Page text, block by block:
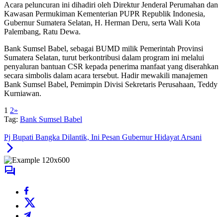
Acara peluncuran ini dihadiri oleh Direktur Jenderal Perumahan dan
Kawasan Permukiman Kementerian PUPR Republik Indonesia,
Gubernur Sumatera Selatan, H. Herman Deru, serta Wali Kota
Palembang, Ratu Dewa.
Bank Sumsel Babel, sebagai BUMD milik Pemerintah Provinsi
Sumatera Selatan, turut berkontribusi dalam program ini melalui
penyaluran bantuan CSR kepada penerima manfaat yang diserahkan
secara simbolis dalam acara tersebut. Hadir mewakili manajemen
Bank Sumsel Babel, Pemimpin Divisi Sekretaris Perusahaan, Teddy
Kurniawan.
1 2»
Tag: Bank Sumsel Babel
Pj Bupati Bangka Dilantik, Ini Pesan Gubernur Hidayat Arsani